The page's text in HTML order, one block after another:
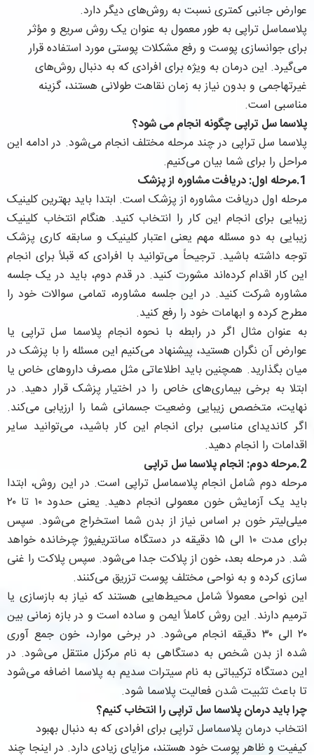
عوارض جانبی کمتری نسبت به روش‌های دیگر دارد.
پلاسماسل تراپی به طور معمول به عنوان یک روش سریع و مؤثر
برای جوانسازی پوست و رفع مشکلات پوستی مورد استفاده قرار
می‌گیرد. این درمان به ویژه برای افرادی که به دنبال روش‌های
غیرتهاجمی و بدون نیاز به زمان نقاهت طولانی هستند، گزینه
مناسبی است.
پلاسما سل تراپی چگونه انجام می شود؟
پلاسما سل تراپی در چند مرحله مختلف انجام می‌شود. در ادامه این
مراحل را برای شما بیان می‌کنیم.
1.مرحله اول: دریافت مشاوره از پزشک
مرحله اول دریافت مشاوره از پزشک است. ابتدا باید بهترین کلینیک
زیبایی برای انجام این کار را انتخاب کنید. هنگام انتخاب کلینیک
زیبایی به دو مسئله مهم یعنی اعتبار کلینیک و سابقه کاری پزشک
توجه داشته باشید. ترجیحاً می‌توانید با افرادی که قبلاً برای انجام
این کار اقدام کرده‌اند مشورت کنید. در قدم دوم، باید در یک جلسه
مشاوره شرکت کنید. در این جلسه مشاوره، تمامی سوالات خود را
مطرح کرده و ابهامات خود را رفع کنید.
به عنوان مثال اگر در رابطه با نحوه انجام پلاسما سل تراپی یا
عوارض آن نگران هستید، پیشنهاد می‌کنیم این مسئله را با پزشک در
میان بگذارید. همچنین باید اطلاعاتی مثل مصرف داروهای خاص یا
ابتلا به برخی بیماری‌های خاص را در اختیار پزشک قرار دهید. در
نهایت، متخصص زیبایی وضعیت جسمانی شما را ارزیابی می‌کند.
اگر کاندیدای مناسبی برای انجام این کار باشید، می‌توانید سایر
اقدامات را انجام دهید.
2.مرحله دوم: انجام پلاسما سل تراپی
مرحله دوم شامل انجام پلاسماسل تراپی است. در این روش، ابتدا
باید یک آزمایش خون معمولی انجام دهید. یعنی حدود ۱۰ تا ۲۰
میلی‌لیتر خون بر اساس نیاز از بدن شما استخراج می‌شود. سپس
برای مدت ۱۰ الی ۱۵ دقیقه در دستگاه سانتریفیوژ چرخانده خواهد
شد. در مرحله بعد، خون از پلاکت جدا می‌شود. سپس پلاکت را غنی
سازی کرده و به نواحی مختلف پوست تزریق می‌کنند.
این نواحی معمولاً شامل محیط‌هایی هستند که نیاز به بازسازی یا
ترمیم دارند. این روش کاملاً ایمن و ساده است و در بازه زمانی بین
۲۰ الی ۳۰ دقیقه انجام می‌شود. در برخی موارد، خون جمع آوری
شده از بدن شخص به دستگاهی به نام مرکزل منتقل می‌شود. در
این دستگاه ترکیباتی به نام سیترات سدیم به پلاسما اضافه می‌شود
تا باعث تثبیت شدن فعالیت پلاسما شود.
چرا باید درمان پلاسما سل تراپی را انتخاب کنیم؟
انتخاب درمان پلاسماسل تراپی برای افرادی که به دنبال بهبود
کیفیت و ظاهر پوست خود هستند، مزایای زیادی دارد. در اینجا چند